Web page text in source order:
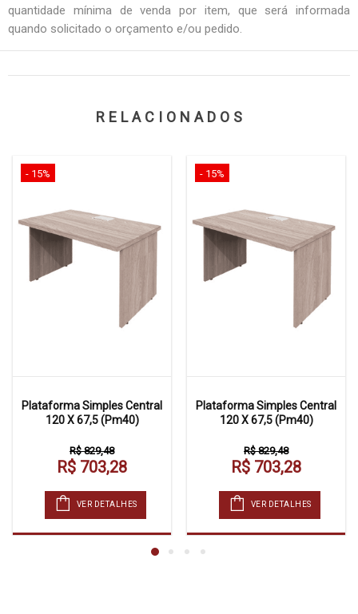
quantidade mínima de venda por item, que será informada
quando solicitado o orçamento e/ou pedido.
RELACIONADOS
- 15%
Plataforma Simples Central
120 X 67,5 (Pm40)
R$ 829,48
R$ 703,28
VER DETALHES
- 15%
Plataforma Simples Central
120 X 67,5 (Pm40)
R$ 829,48
R$ 703,28
VER DETALHES